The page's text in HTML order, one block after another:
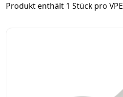
Produkt enthält 1 Stück pro VPE